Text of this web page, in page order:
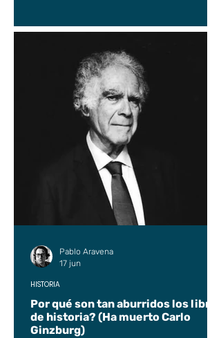
Por qué son tan aburridos los libros
de historia? (Ha muerto Carlo
Ginzburg)
HISTORIA
Pablo Aravena
17 jun